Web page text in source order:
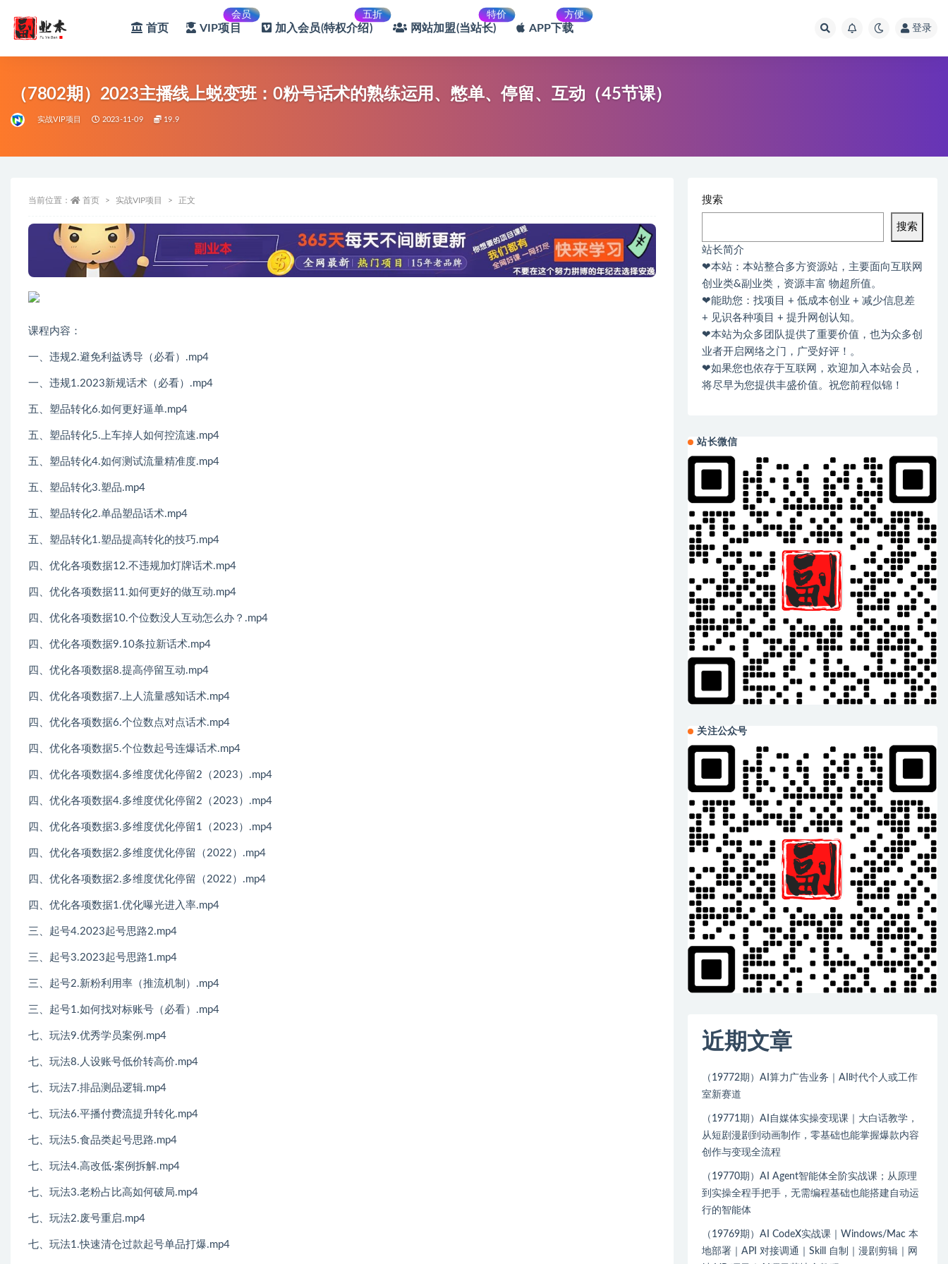
首页 VIP项目
会员
加入会员(特权介绍)
五折
网站加盟(当站长)
特价
APP下载
方便
登录
（7802期）2023主播线上蜕变班：0粉号话术的熟练运用、憋单、停留、互动（45节课）
实战VIP项目 2023-11-09 19.9
当前位置： 首页 实战VIP项目 正文
课程内容：
一、违规2.避免利益诱导（必看）.mp4
一、违规1.2023新规话术（必看）.mp4
五、塑品转化6.如何更好逼单.mp4
五、塑品转化5.上车掉人如何控流速.mp4
五、塑品转化4.如何测试流量精准度.mp4
五、塑品转化3.塑品.mp4
五、塑品转化2.单品塑品话术.mp4
五、塑品转化1.塑品提高转化的技巧.mp4
四、优化各项数据12.不违规加灯牌话术.mp4
四、优化各项数据11.如何更好的做互动.mp4
四、优化各项数据10.个位数没人互动怎么办？.mp4
四、优化各项数据9.10条拉新话术.mp4
四、优化各项数据8.提高停留互动.mp4
四、优化各项数据7.上人流量感知话术.mp4
四、优化各项数据6.个位数点对点话术.mp4
四、优化各项数据5.个位数起号连爆话术.mp4
四、优化各项数据4.多维度优化停留2（2023）.mp4
四、优化各项数据4.多维度优化停留2（2023）.mp4
四、优化各项数据3.多维度优化停留1（2023）.mp4
四、优化各项数据2.多维度优化停留（2022）.mp4
四、优化各项数据2.多维度优化停留（2022）.mp4
四、优化各项数据1.优化曝光进入率.mp4
三、起号4.2023起号思路2.mp4
三、起号3.2023起号思路1.mp4
三、起号2.新粉利用率（推流机制）.mp4
三、起号1.如何找对标账号（必看）.mp4
七、玩法9.优秀学员案例.mp4
七、玩法8.人设账号低价转高价.mp4
七、玩法7.排品测品逻辑.mp4
七、玩法6.平播付费流提升转化.mp4
七、玩法5.食品类起号思路.mp4
七、玩法4.高改低·案例拆解.mp4
七、玩法3.老粉占比高如何破局.mp4
七、玩法2.废号重启.mp4
七、玩法1.快速清仓过款起号单品打爆.mp4
搜索
搜索
站长简介
❤本站：本站整合多方资源站，主要面向互联网
创业类&副业类，资源丰富 物超所值。
❤能助您：找项目 + 低成本创业 + 减少信息差
+ 见识各种项目 + 提升网创认知。
❤本站为众多团队提供了重要价值，也为众多创
业者开启网络之门，广受好评！。
❤如果您也依存于互联网，欢迎加入本站会员，
将尽早为您提供丰盛价值。祝您前程似锦！
站长微信
关注公众号
近期文章
（19772期）AI算力广告业务｜AI时代个人或工作
室新赛道
（19771期）AI自媒体实操变现课｜大白话教学，
从短剧漫剧到动画制作，零基础也能掌握爆款内容
创作与变现全流程
（19770期）AI Agent智能体全阶实战课；从原理
到实操全程手把手，无需编程基础也能搭建自动运
行的智能体
（19769期）AI CodeX实战课｜Windows/Mac 本
地部署｜API 对接调通｜Skill 自制｜漫剧剪辑｜网